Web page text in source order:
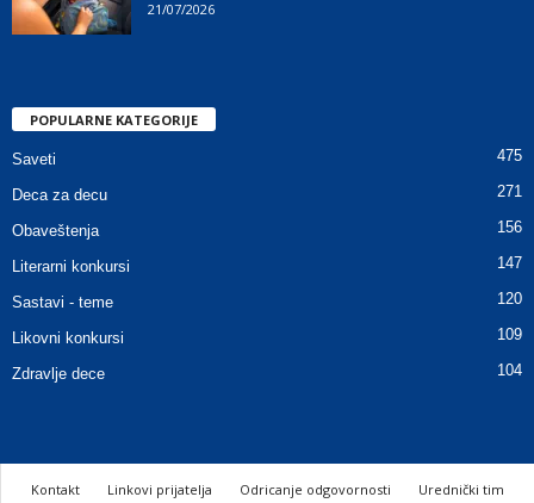
21/07/2026
POPULARNE KATEGORIJE
Saveti 475
Deca za decu 271
Obaveštenja 156
Literarni konkursi 147
Sastavi - teme 120
Likovni konkursi 109
Zdravlje dece 104
Kontakt Linkovi prijatelja Odricanje odgovornosti Urednički tim